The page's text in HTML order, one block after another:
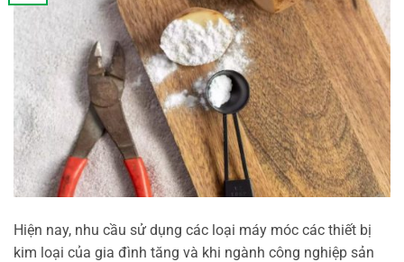
Hiện nay, nhu cầu sử dụng các loại máy móc các thiết bị
kim loại của gia đình tăng và khi ngành công nghiệp sản